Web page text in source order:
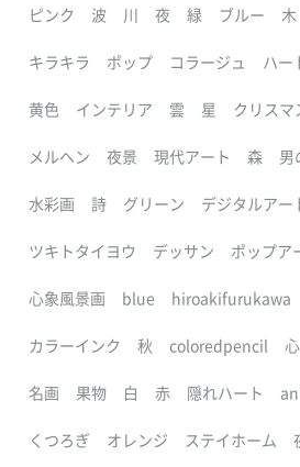
ピンク 波 川 夜 緑 ブルー 木
キラキラ ポップ コラージュ ハー
黄色 インテリア 雲 星 クリスマ
メルヘン 夜景 現代アート 森 男
水彩画 詩 グリーン デジタルアー
ツキトタイヨウ デッサン ポップア
心象風景画 blue hiroakifurukawa
カラーインク 秋 coloredpencil 心
名画 果物 白 赤 隠れハート
くつろぎ オレンジ ステイホーム